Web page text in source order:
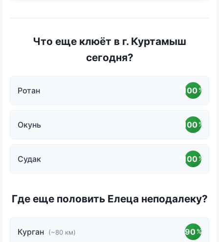
Что еще клюёт в г. Куртамыш
сегодня?
Ротан 100 %
Окунь 100 %
Судак 100 %
Где еще половить Елеца неподалеку?
Курган (~80 км) 90 %